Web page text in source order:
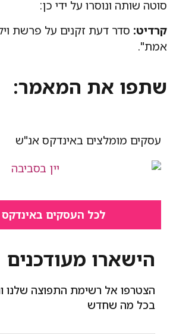
סוטה שותה ונוסרו על ידי כן:
קרדיט: סדר דעת זקנים על פרשת
אמת".
שתפו את המאמר:
עסקים מומלצים באינדקס אנ"ש​
לכל העסקים
הישארו מעודכנים
הצטרפו אל רשימת התפוצה שלנו
בכל מה שחדש